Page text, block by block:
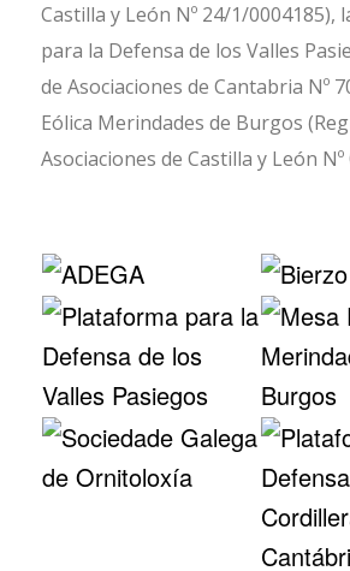
Castilla y León Nº 24/1/0004185),
para la Defensa de los Valles
de Asociaciones de Cantabria Nº
Eólica Merindades de Burgos
Asociaciones de Castilla y León